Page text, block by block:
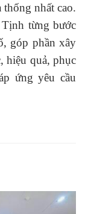
nhất cao.
từng bước
góp phần xây
hiệu quả, phục
ứng yêu cầu